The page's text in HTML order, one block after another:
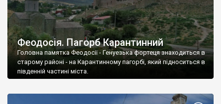
Феодосія. Пагорб Карантинний
Головна памятка Феодосії - Генуезька фортеця знаходиться в
старому районі - на Карантинному пагорбі, який підноситься в
південній частині міста.